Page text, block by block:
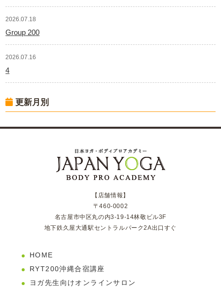
2026.07.18
Group 200
2026.07.16
4
更新月別
【店舗情報】
〒460-0002
名古屋市中区丸の内3-19-14林敬ビル3F
地下鉄久屋大通駅セントラルパーク2A出口すぐ
HOME
RYT200沖縄合宿講座
ヨガ先生向けオンラインサロン